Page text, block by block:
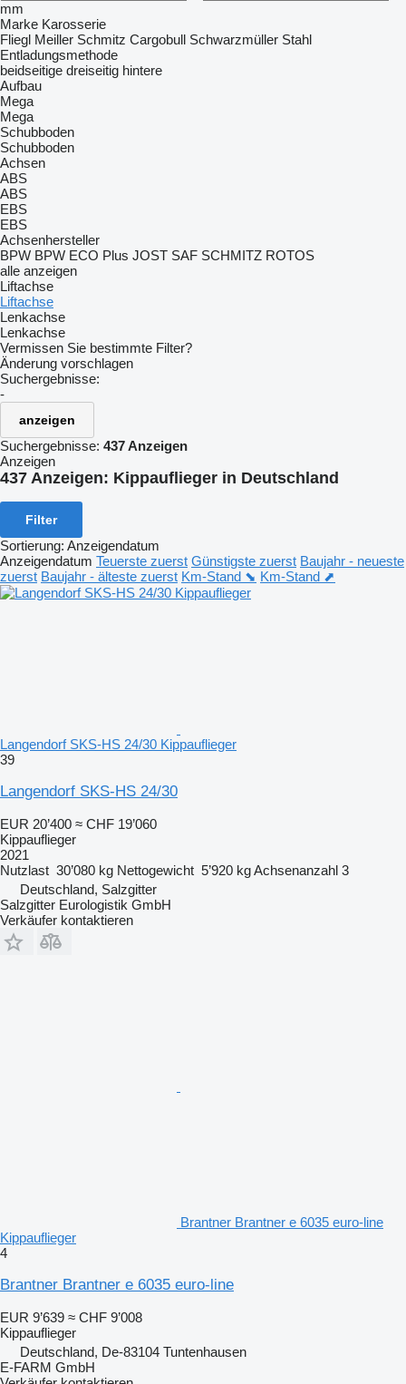
mm
Marke Karosserie
Fliegl Meiller Schmitz Cargobull Schwarzmüller Stahl
Entladungsmethode
beidseitige dreiseitig hintere
Aufbau
Mega
Mega
Schubboden
Schubboden
Achsen
ABS
ABS
EBS
EBS
Achsenhersteller
BPW BPW ECO Plus JOST SAF SCHMITZ ROTOS
alle anzeigen
Liftachse
Liftachse
Lenkachse
Lenkachse
Vermissen Sie bestimmte Filter?
Änderung vorschlagen
Suchergebnisse:
-
anzeigen
Suchergebnisse: 437 Anzeigen
Anzeigen
437 Anzeigen: Kippauflieger in Deutschland
Filter
Sortierung: Anzeigendatum
Anzeigendatum Teuerste zuerst Günstigste zuerst Baujahr - neueste
zuerst Baujahr - älteste zuerst Km-Stand ⬊ Km-Stand ⬈
Langendorf SKS-HS 24/30 Kippauflieger
39
Langendorf SKS-HS 24/30
EUR 20’400 ≈ CHF 19’060
Kippauflieger
2021
Nutzlast 30’080 kg Nettogewicht 5’920 kgAchsenanzahl 3
Deutschland, Salzgitter
Salzgitter Eurologistik GmbH
Verkäufer kontaktieren
Brantner Brantner e 6035 euro-line
Kippauflieger
4
Brantner Brantner e 6035 euro-line
EUR 9’639 ≈ CHF 9’008
Kippauflieger
Deutschland, De-83104 Tuntenhausen
E-FARM GmbH